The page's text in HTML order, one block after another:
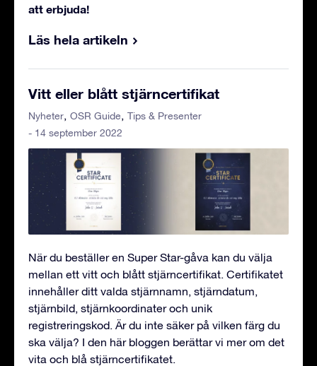
att erbjuda!
Läs hela artikeln
Vitt eller blått stjärncertifikat
Nyheter OSR Guide
Tips & Presenter
- 14 september 2022
När du beställer en Super Star-gåva kan du välja
mellan ett vitt och blått stjärncertifikat. Certifikatet
innehåller ditt valda stjärnnamn, stjärndatum,
stjärnbild, stjärnkoordinater och unik
registreringskod. Är du inte säker på vilken färg du
ska välja? I den här bloggen berättar vi mer om det
vita och blå stjärncertifikatet.